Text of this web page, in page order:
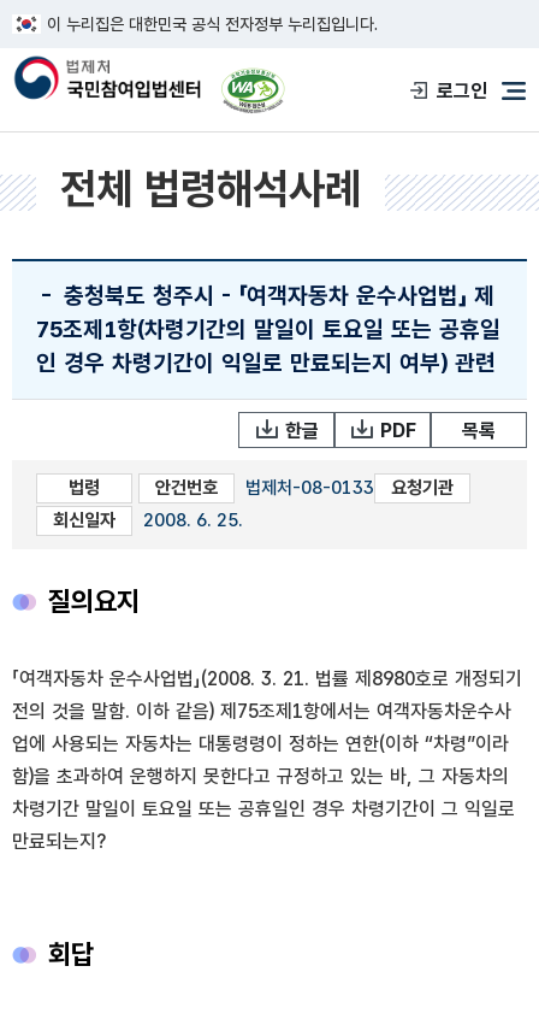
이 누리집은 대한민국 공식 전자정부 누리집입니다.
한국웹접근성인증평가원 웹접근성 사이
로그인
메
전체 법령해석사례
- 충청북도 청주시 - 「여객자동차 운수사업법」 제
75조제1항(차령기간의 말일이 토요일 또는 공휴일
인 경우 차령기간이 익일로 만료되는지 여부) 관련
한글 PDF 목록
법령 안건번호 법제처-08-0133
요청기관
회신일자
2008. 6. 25.
질의요지
「여객자동차 운수사업법」(2008. 3. 21. 법률 제8980호로 개정되기
전의 것을 말함. 이하 같음) 제75조제1항에서는 여객자동차운수사
업에 사용되는 자동차는 대통령령이 정하는 연한(이하 “차령”이라
함)을 초과하여 운행하지 못한다고 규정하고 있는 바, 그 자동차의
차령기간 말일이 토요일 또는 공휴일인 경우 차령기간이 그 익일로
만료되는지?
회답